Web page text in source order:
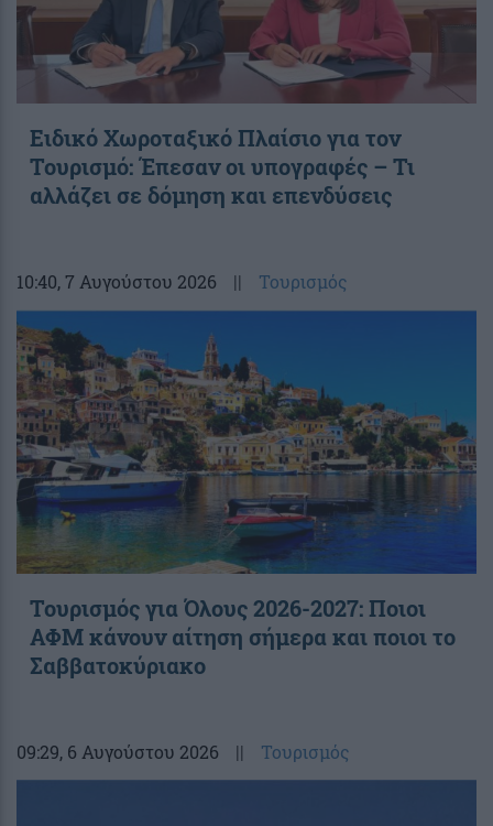
Ειδικό Χωροταξικό Πλαίσιο για τον
Τουρισμό: Έπεσαν οι υπογραφές – Τι
αλλάζει σε δόμηση και επενδύσεις
10:40, 7 Αυγούστου 2026 || Τουρισμός
Τουρισμός για Όλους 2026-2027: Ποιοι
ΑΦΜ κάνουν αίτηση σήμερα και ποιοι το
Σαββατοκύριακο
09:29, 6 Αυγούστου 2026 || Τουρισμός